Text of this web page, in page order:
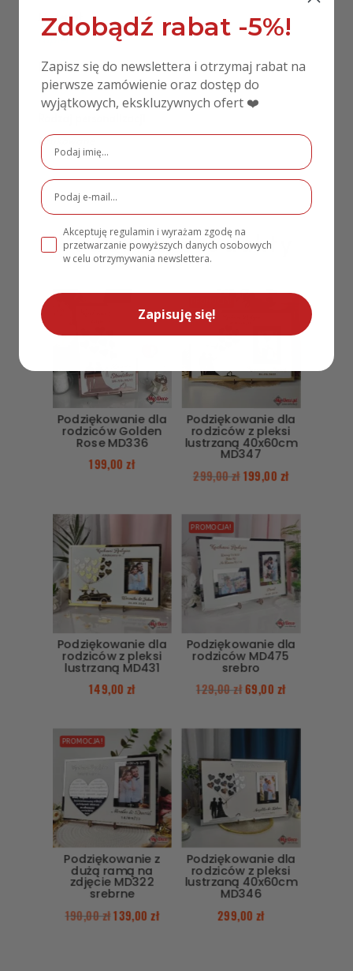
Materiał
Papier
Rozmiar
9×4,5 cm
Drukowane
Podobne produkty
Podziękowanie dla
rodziców Golden
Rose MD336
199,00zł
Podziękowanie dla
rodziców z pleksi
lustrzaną 40x60cm
MD347
299,00 zł 199,00 zł
Podziękowanie dla
rodziców z pleksi
lustrzaną MD431
149,00 zł
PROMOCJA!
Podziękowanie dla
rodziców MD475
srebro
129,00zł69,00 zł
PROMOCJA!
Podziękowanie z
dużą ramą na
zdjęcie MD322
srebrne
190,00zł139,00 zł
Podziękowanie dla
rodziców z pleksi
lustrzaną 40x60cm
MD346
299,00 zł
Zdobądź rabat -5%!
Zapisz się do newslettera i otrzymaj rabat na
pierwsze zamówienie oraz dostęp do
wyjątkowych, ekskluzywnych ofert ❤️
Akceptuję regulamin i wyrażam zgodę na
przetwarzanie powyższych danych osobowych
w celu otrzymywania newslettera.
Zapisuję się!